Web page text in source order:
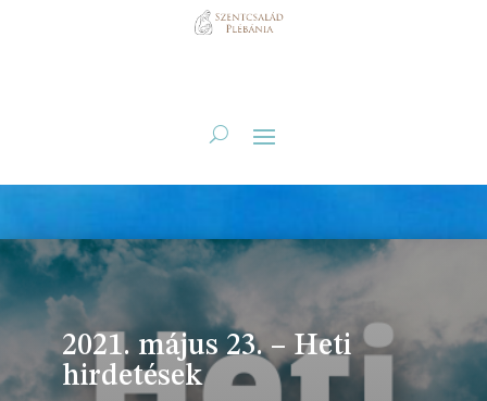
2021. május 23. – Heti
hirdetések